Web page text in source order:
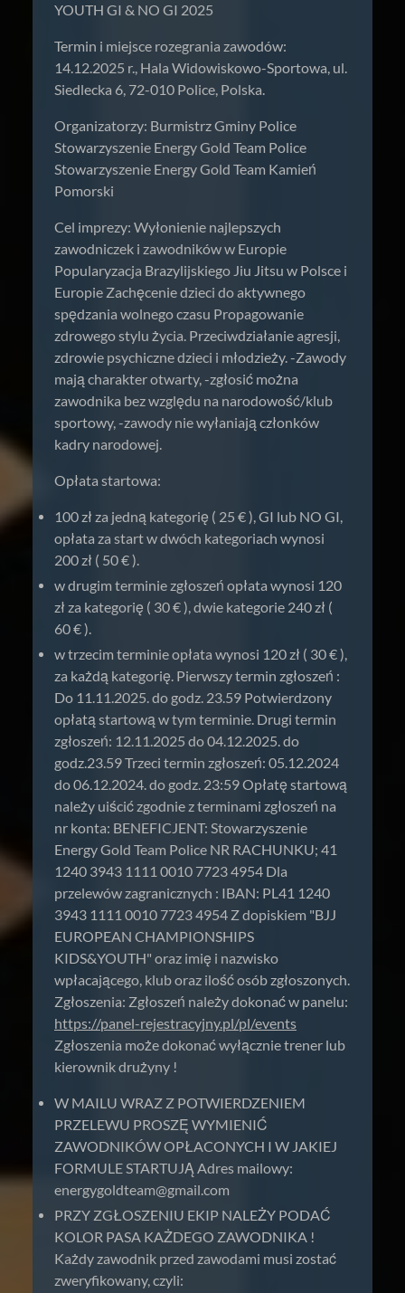
YOUTH GI & NO GI 2025
Termin i miejsce rozegrania zawodów:
14.12.2025 r., Hala Widowiskowo-Sportowa, ul.
Siedlecka 6, 72-010 Police, Polska.
Organizatorzy: Burmistrz Gminy Police
Stowarzyszenie Energy Gold Team Police
Stowarzyszenie Energy Gold Team Kamień
Pomorski
Cel imprezy: Wyłonienie najlepszych
zawodniczek i zawodników w Europie
Popularyzacja Brazylijskiego Jiu Jitsu w Polsce i
Europie Zachęcenie dzieci do aktywnego
spędzania wolnego czasu Propagowanie
zdrowego stylu życia. Przeciwdziałanie agresji,
zdrowie psychiczne dzieci i młodzieży. -Zawody
mają charakter otwarty, -zgłosić można
zawodnika bez względu na narodowość/klub
sportowy, -zawody nie wyłaniają członków
kadry narodowej.
Opłata startowa:
100 zł za jedną kategorię ( 25 € ), GI lub NO GI,
opłata za start w dwóch kategoriach wynosi
200 zł ( 50 € ).
w drugim terminie zgłoszeń opłata wynosi 120
zł za kategorię ( 30 € ), dwie kategorie 240 zł (
60 € ).
w trzecim terminie opłata wynosi 120 zł ( 30 € ),
za każdą kategorię. Pierwszy termin zgłoszeń :
Do 11.11.2025. do godz. 23.59 Potwierdzony
opłatą startową w tym terminie. Drugi termin
zgłoszeń: 12.11.2025 do 04.12.2025. do
godz.23.59 Trzeci termin zgłoszeń: 05.12.2024
do 06.12.2024. do godz. 23:59 Opłatę startową
należy uiścić zgodnie z terminami zgłoszeń na
nr konta: BENEFICJENT: Stowarzyszenie
Energy Gold Team Police NR RACHUNKU; 41
1240 3943 1111 0010 7723 4954 Dla
przelewów zagranicznych : IBAN: PL41 1240
3943 1111 0010 7723 4954 Z dopiskiem "BJJ
EUROPEAN CHAMPIONSHIPS
KIDS&YOUTH" oraz imię i nazwisko
wpłacającego, klub oraz ilość osób zgłoszonych.
Zgłoszenia: Zgłoszeń należy dokonać w panelu:
https://panel-rejestracyjny.pl/pl/events
Zgłoszenia może dokonać wyłącznie trener lub
kierownik drużyny !
W MAILU WRAZ Z POTWIERDZENIEM
PRZELEWU PROSZĘ WYMIENIĆ
ZAWODNIKÓW OPŁACONYCH I W JAKIEJ
FORMULE STARTUJĄ Adres mailowy:
energygoldteam@gmail.com
PRZY ZGŁOSZENIU EKIP NALEŻY PODAĆ
KOLOR PASA KAŻDEGO ZAWODNIKA !
Każdy zawodnik przed zawodami musi zostać
zweryfikowany, czyli: